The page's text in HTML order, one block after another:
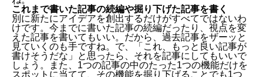
これまで書いた記事の続編や掘り下げた記事を書く
別に新たにアイデアを創出するだけがすべてではないわ
けです。今までに書いた記事の続編だったり、視点を変
えた記事を書いてもいい。だから、過去記事をザーッと
見ていくのも手ですね。で、「これ、もっと良い記事が
書けそうだな」と思ったら、それを記事にしてもいいで
しょう。また、1つの記事の中のたった1つの機能だけを
スポットに当てて、その機能を掘り下げることでも1つ